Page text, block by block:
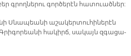
գրող­նե­րու գոր­ծե­րէն հա­տուած­ներ:
Սնա­պեա­նի ա­շա­կեր­տու­հի­նե­րէն
Գրի­գո­րեա­նի հա­կիրճ, սա­կայն զգա­ցա­